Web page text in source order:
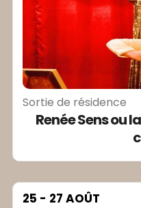
Sortie de résidence
Renée Sens ou
25 - 27 AOÛT